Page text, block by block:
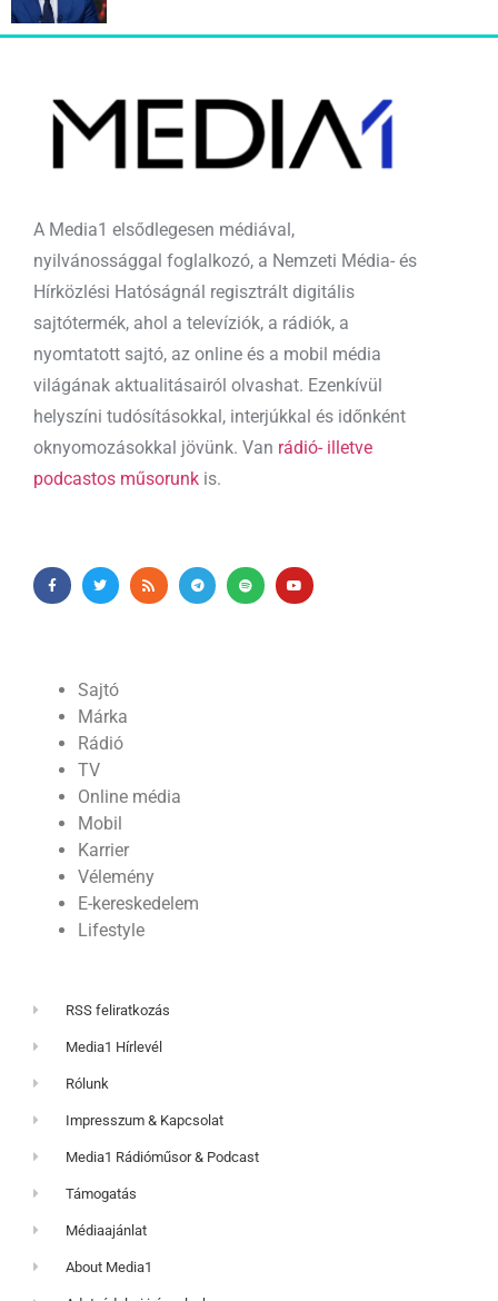
A Media1 elsődlegesen médiával,
nyilvánossággal foglalkozó, a Nemzeti Média- és
Hírközlési Hatóságnál regisztrált digitális
sajtótermék, ahol a televíziók, a rádiók, a
nyomtatott sajtó, az online és a mobil média
világának aktualitásairól olvashat. Ezenkívül
helyszíni tudósításokkal, interjúkkal és időnként
oknyomozásokkal jövünk. Van rádió- illetve
podcastos műsorunk is.
Sajtó
Márka
Rádió
TV
Online média
Mobil
Karrier
Vélemény
E-kereskedelem
Lifestyle
RSS feliratkozás
Media1 Hírlevél
Rólunk
Impresszum & Kapcsolat
Media1 Rádióműsor & Podcast
Támogatás
Médiaajánlat
About Media1